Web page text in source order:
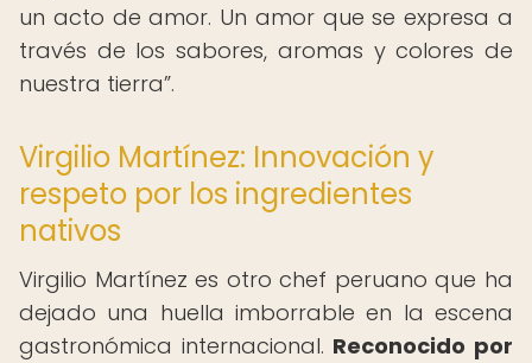
un acto de amor. Un amor que se expresa a
través de los sabores, aromas y colores de
nuestra tierra .
Virgilio Martínez: Innovación y
respeto por los ingredientes
nativos
Virgilio Martínez es otro chef peruano que ha
dejado una huella imborrable en la escena
gastronómica internacional. Reconocido por